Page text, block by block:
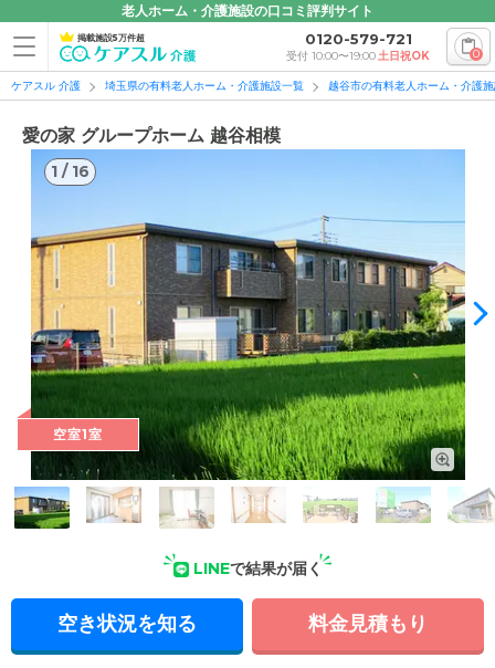
老人ホーム・介護施設の口コミ評判サイト
掲載施設5万件超 0120-579-721
受付 10:00〜19:00土日祝OK 0
ケアスル 介護 埼玉県の有料老人ホーム・介護施設一覧 越谷市の有料老人ホーム・介護
愛の家 グループホーム 越谷相模
1 / 16
1/16
外観: 落ち着いたレンガ調の外壁が、のどかな風景になじみま
す。田んぼに囲まれた日当たりのよいホームです。
空室1室
LINEで結果が届く
空き状況を知る 料金見積もり